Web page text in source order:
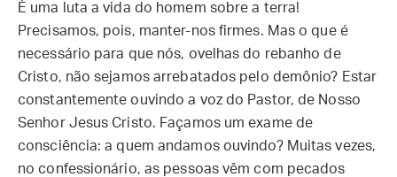
É uma luta a vida do homem sobre a terra!
Precisamos, pois, manter-nos firmes. Mas o que é
necessário para que nós, ovelhas do rebanho de
Cristo, não sejamos arrebatados pelo demônio? Estar
constantemente ouvindo a voz do Pastor, de Nosso
Senhor Jesus Cristo. Façamos um exame de
consciência: a quem andamos ouvindo? Muitas vezes,
no confessionário, as pessoas vêm com pecados